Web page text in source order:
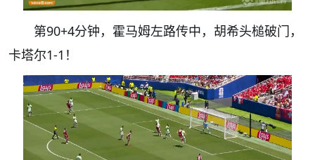
第90+4分钟，霍马姆左路传中，胡希头槌破门，
卡塔尔1-1！